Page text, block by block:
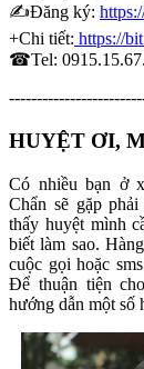
✍️Đăng ký:
+Chi tiết: https://
☎Tel:
HUYỆT ƠI,
Có nhiều bạn ở
Chẩn sẽ gặp
thấy huyệt mình
biết làm sao.
cuộc gọi hoặc
Để thuận tiện
hướng dẫn một số